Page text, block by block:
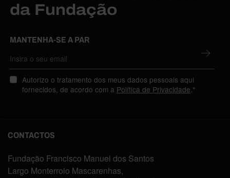
da Fundação
MANTENHA-SE A PAR
Autorizo o tratamento dos meus dados pessoais aqui
fornecidos, de acordo com a Política de Privacidade .*
CONTACTOS
Fundação Francisco Manuel dos Santos
Largo Monterroio Mascarenhas,